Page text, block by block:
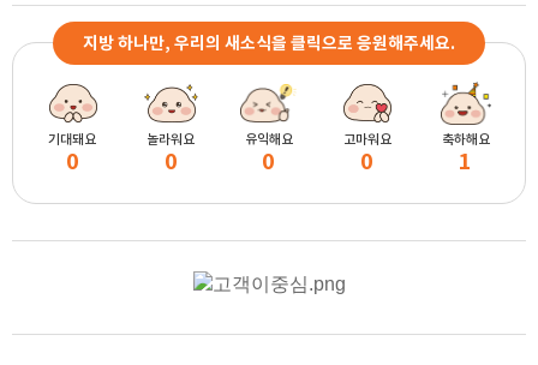
지방 하나만, 우리의 새소식을 클릭으로 응원해주세요.
기대돼요
0
놀라워요
0
유익해요
0
고마워요
0
축하해요
1